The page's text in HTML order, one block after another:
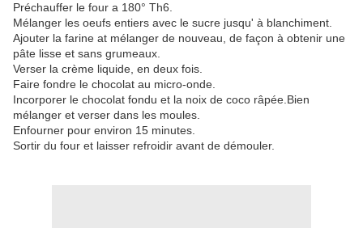
Préchauffer le four a 180° Th6.
Mélanger les oeufs entiers avec le sucre jusqu' à blanchiment.
Ajouter la farine at mélanger de nouveau, de façon à obtenir une
pâte lisse et sans grumeaux.
Verser la crème liquide, en deux fois.
Faire fondre le chocolat au micro-onde.
Incorporer le chocolat fondu et la noix de coco râpée.Bien
mélanger et verser dans les moules.
Enfourner pour environ 15 minutes.
Sortir du four et laisser refroidir avant de démouler.